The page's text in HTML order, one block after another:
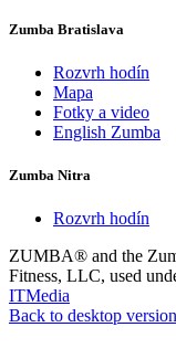
Zumba Bratislava
Rozvrh hodín
Mapa
Fotky a video
English Zumba
Zumba Nitra
Rozvrh hodín
ZUMBA® and the
Fitness, LLC, used
ITMedia
Back to desktop version